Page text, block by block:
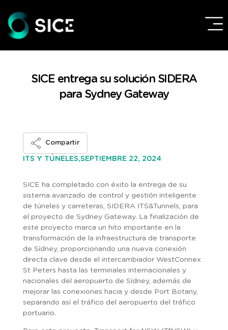
SICE entrega su solución SIDERA
para Sydney Gateway
ITS Y TÚNELES,SEPTIEMBRE 22, 2024
Compartir
SICE ha completado con éxito la entrega de su
sistema avanzado de control y gestión inteligente
de túneles y carreteras, SIDERA ITS&Tunnels, para
el proyecto de Sydney Gateway. La finalización de
este proyecto marca un hito importante en la
transformación de la infraestructura de transporte
de Sídney, proporcionando una nueva conexión
directa clave desde el intercambiador WestConnex
St Peters hasta las terminales internacionales y
nacionales del aeropuerto de Sídney, además de
mejorar las conexiones hacia y desde Port Botany,
separando así el tráfico del aeropuerto del tráfico
portuario.